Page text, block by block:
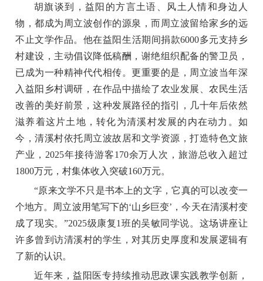
胡旗谈到，益阳的方言土语、风土人情和身边人
物，都成为周立波创作的源泉，而周立波留给家乡的远
不止文学作品。他在益阳生活期间捐款6000多元支持乡
村建设，主动倡议降低稿酬，谢绝组织配备的警卫员，
已成为一种精神代代相传。更重要的是，周立波当年深
入益阳乡村调研，在作品中描绘了农业发展、农民生活
改善的美好前景，这种发展路径的指引，几十年后依然
滋养着这片土地，转化为清溪村发展的内在动力。如
今，清溪村依托周立波故居和文学资源，打造特色文旅
产业，2025年接待游客170余万人次，旅游总收入超过
1800万元，村集体收入突破160万元。
“原来文学不只是书本上的文字，它真的可以改变一
个地方。周立波用笔写下的‘山乡巨变’，今天在清溪村变
成了现实。”2025级康复1班的吴敏同学说。这场讲座让
许多曾到访清溪村的学生，对其历史厚度和发展逻辑有
了新的认识。
近年来，益阳医专持续推动思政课实践教学创新，